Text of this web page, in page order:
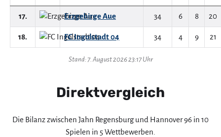
17. Erzgebirge Aue 34 6 8 20
18. FC Ingolstadt 04 34 4 9 21
Stand: 7. August 2026 23:17 Uhr
Direktvergleich
Die Bilanz zwischen Jahn Regensburg und Hannover 96 in 10
Spielen in 5 Wettbewerben.